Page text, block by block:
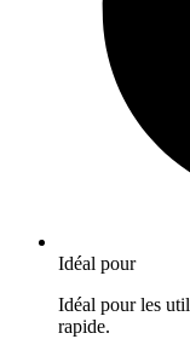
Idéal pour
Idéal pour les
rapide.